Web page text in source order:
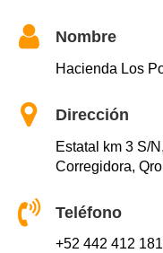
Nombre
Hacienda Los
Dirección
Estatal km 3 S/
Corregidora,
Teléfono
+52 442 412